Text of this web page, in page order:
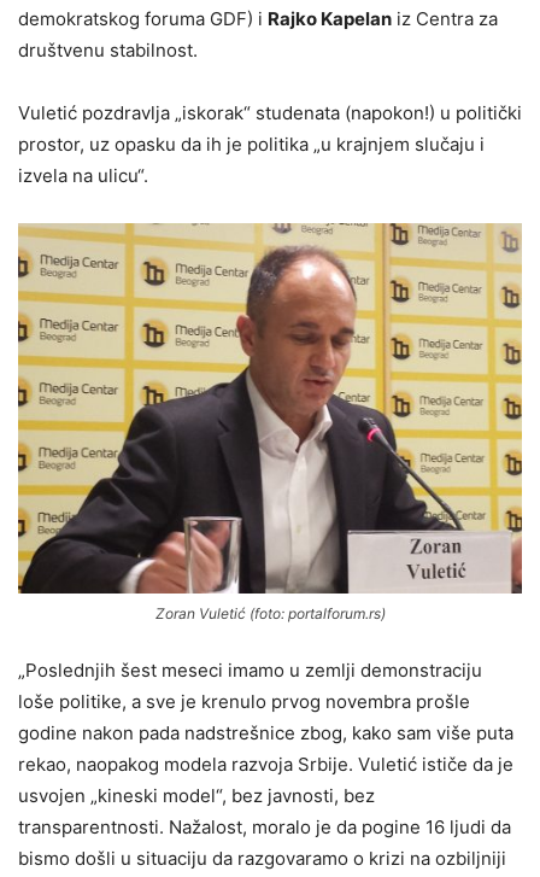
demokratskog foruma GDF) i Rajko Kapelan iz Centra za
društvenu stabilnost.
Vuletić pozdravlja „iskorak“ studenata (napokon!) u politički
prostor, uz opasku da ih je politika „u krajnjem slučaju i
izvela na ulicu“.
Zoran Vuletić (foto: portalforum.rs)
„Poslednjih šest meseci imamo u zemlji demonstraciju
loše politike, a sve je krenulo prvog novembra prošle
godine nakon pada nadstrešnice zbog, kako sam više puta
rekao, naopakog modela razvoja Srbije. Vuletić ističe da je
usvojen „kineski model“, bez javnosti, bez
transparentnosti. Nažalost, moralo je da pogine 16 ljudi da
bismo došli u situaciju da razgovaramo o krizi na ozbiljniji